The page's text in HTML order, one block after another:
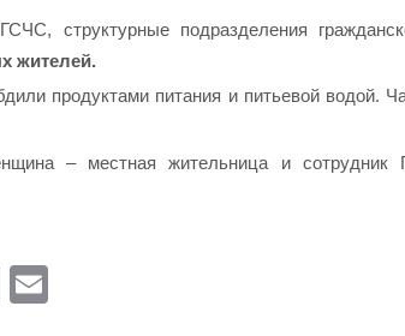
структурные подразделения
жителей.
продуктами питания и питьевой водой.
– местная жительница и
Pr